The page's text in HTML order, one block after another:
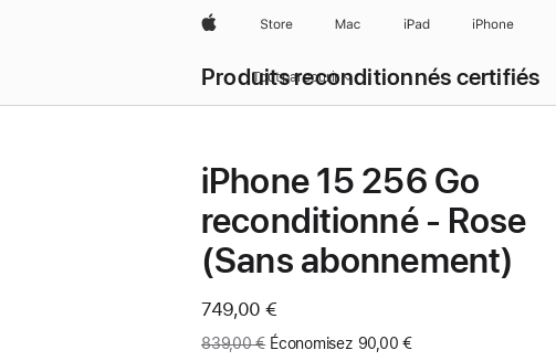
AppleStore Mac iPad iPhone
Produits reconditionnés certifiés
Tout parcourir
iPhone 15 256 Go
reconditionné - Rose
(Sans abonnement)
Maintenant
749,00 €
Ancien
839,00 € Économisez 90,00 €